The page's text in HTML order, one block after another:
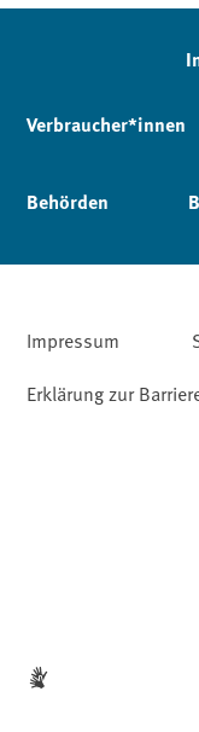
Verbraucher*innen
Behörden
Impressum
Erklärung zur